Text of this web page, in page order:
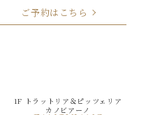
ご予約はこちら
1F トラットリア＆ピッツェリア
カノビアーノ